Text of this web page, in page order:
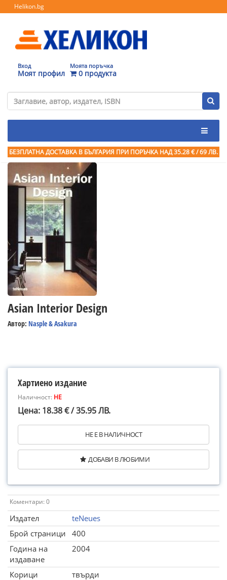
Helikon.bg
Вход
Моят профил
Моята поръчка
0 продукта
БЕЗПЛАТНА ДОСТАВКА В БЪЛГАРИЯ ПРИ ПОРЪЧКА НАД 35.28 € / 69 ЛВ.
Asian Interior Design
Автор: Nasple & Asakura
Хартиено издание
Наличност: НЕ
Цена: 18.38 € / 35.95 ЛВ.
НЕ Е В НАЛИЧНОСТ
ДОБАВИ В ЛЮБИМИ
Коментари: 0
Издател
teNeues
Брой страници
400
Година на
издаване
2004
Корици
твърди